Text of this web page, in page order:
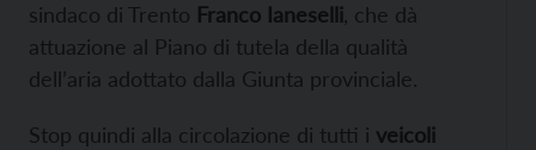
sindaco di Trento Franco Ianeselli , che dà
attuazione al Piano di tutela della qualità
dell’aria adottato dalla Giunta provinciale.
Stop quindi alla circolazione di tutti i veicoli